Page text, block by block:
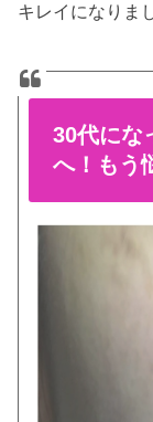
キレイになりま
30代にな
へ！もう